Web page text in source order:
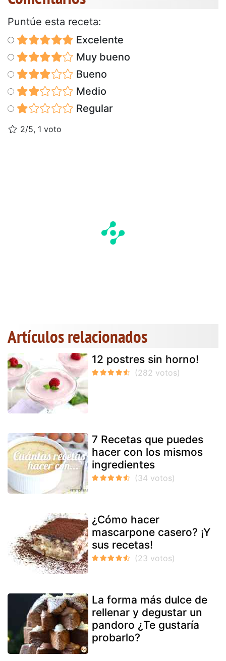
Puntúe esta receta:
Excelente
Muy bueno
Bueno
Medio
Regular
2/5, 1 voto
Artículos relacionados
12 postres sin horno!
7 Recetas que puedes
hacer con los mismos
ingredientes
¿Cómo hacer
mascarpone casero? ¡Y
sus recetas!
La forma más dulce de
rellenar y degustar un
pandoro ¿Te gustaría
probarlo?